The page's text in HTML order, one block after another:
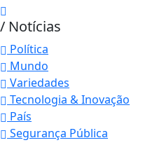
/ Notícias
Política
Mundo
Variedades
Tecnologia & Inovação
País
Segurança Pública